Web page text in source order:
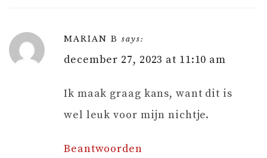
MARIAN B says:
december 27, 2023 at 11:10 am
Ik maak graag kans, want dit is
wel leuk voor mijn nichtje.
Beantwoorden